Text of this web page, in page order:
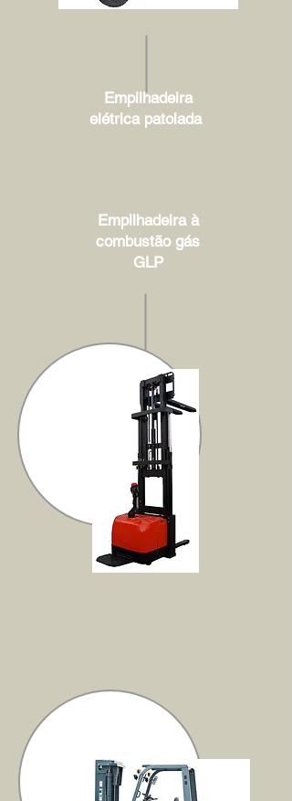
Empilhadeira
elétrica patolada
Empilhadeira à
combustão gás
GLP